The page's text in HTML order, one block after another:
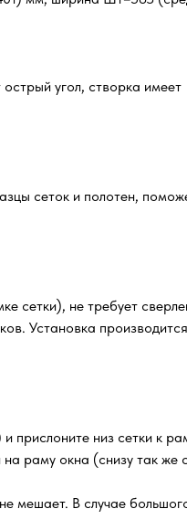
угол, створка имеет
сеток и полотен,
сетки), не требует
Установка
прислоните низ сетки к
раму окна (снизу так же
мешает. В случае